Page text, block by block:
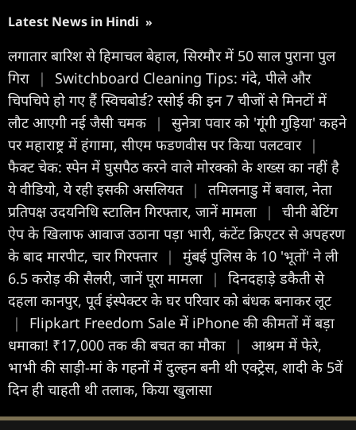
Latest News in Hindi »
लगातार बारिश से हिमाचल बेहाल, सिरमौर में 50 साल पुराना पुल
गिरा
|
Switchboard Cleaning Tips: गंदे, पीले और
चिपचिपे हो गए हैं स्विचबोर्ड? रसोई की इन 7 चीजों से मिनटों में
लौट आएगी नई जैसी चमक
|
सुनेत्रा पवार को 'गूंगी गुड़िया' कहने
पर महाराष्ट्र में हंगामा, सीएम फडणवीस पर किया पलटवार |
फैक्ट चेक: स्पेन में घुसपैठ करने वाले मोरक्को के शख्स का नहीं है
ये वीडियो, ये रही इसकी असलियत |
तमिलनाडु में बवाल, नेता
प्रतिपक्ष उदयनिधि स्टालिन गिरफ्तार, जानें मामला
|
चीनी बेटिंग
ऐप के खिलाफ आवाज उठाना पड़ा भारी, कंटेंट क्रिएटर से अपहरण
के बाद मारपीट, चार गिरफ्तार |
मुंबई पुलिस के 10 'भूतों' ने ली
6.5 करोड़ की सैलरी, जानें पूरा मामला
|
दिनदहाड़े डकैती से
दहला कानपुर, पूर्व इंस्पेक्टर के घर परिवार को बंधक बनाकर लूट
|
Flipkart Freedom Sale में iPhone की कीमतों में बड़ा
धमाका! ₹17,000 तक की बचत का मौका
|
आश्रम में फेरे,
भाभी की साड़ी-मां के गहनों में दुल्हन बनी थी एक्ट्रेस, शादी के 5वें
दिन ही चाहती थी तलाक, किया खुलासा